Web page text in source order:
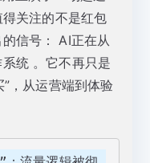
关注的不是红包
信号： AI正在从
统 。它不再只是
”，从运营端到体验